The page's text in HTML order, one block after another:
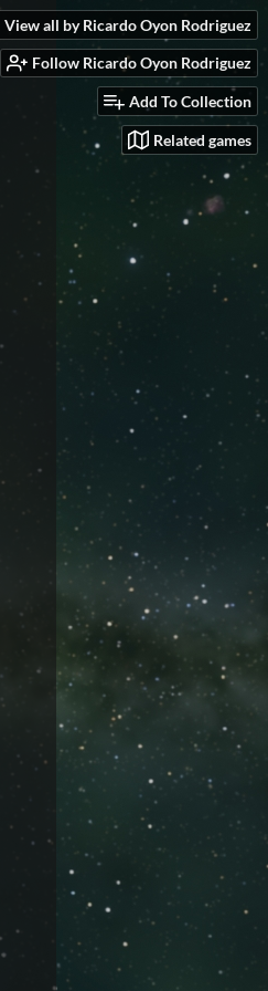
View all by Ricardo Oyon Rodriguez
Follow Ricardo Oyon Rodriguez
Add To Collection
Related games